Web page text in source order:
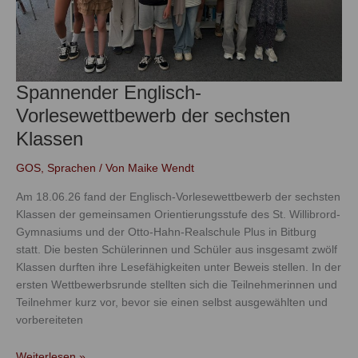
Spannender Englisch-
Vorlesewettbewerb der sechsten
Klassen
GOS Sprachen / Von Maike Wendt
Am 18.06.26 fand der Englisch-Vorlesewettbewerb der sechsten
Klassen der gemeinsamen Orientierungsstufe des St. Willibrord-
Gymnasiums und der Otto-Hahn-Realschule Plus in Bitburg
statt. Die besten Schülerinnen und Schüler aus insgesamt zwölf
Klassen durften ihre Lesefähigkeiten unter Beweis stellen. In der
ersten Wettbewerbsrunde stellten sich die Teilnehmerinnen und
Teilnehmer kurz vor, bevor sie einen selbst ausgewählten und
vorbereiteten